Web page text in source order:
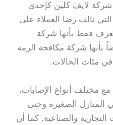
شركة لايف كلين كإحدى
نالت رضا العملاء على
فقط بأنها شركة
بأنها شركة مكافحة الرمة
مئات الحالات.
مختلف أنواع الإصابات،
المنازل الصغيرة وحتى
التجارية والصناعية. كما أن